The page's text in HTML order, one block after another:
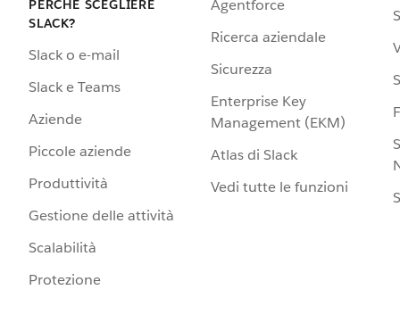
PERCHÉ SCEGLIERE
SLACK?
Slack o e-mail
Slack e Teams
Aziende
Piccole aziende
Produttività
Gestione delle attività
Scalabilità
Protezione
Agentforce
Ricerca aziendale
Sicurezza
Enterprise Key
Management (EKM)
Atlas di Slack
Vedi tutte le funzioni